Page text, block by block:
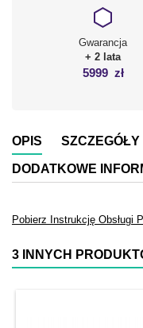
Gwarancja
+ 2 lata
5999 zł
OPIS
DODATKOWE
Pobierz Instrukcję Obsługi
3 INNYCH